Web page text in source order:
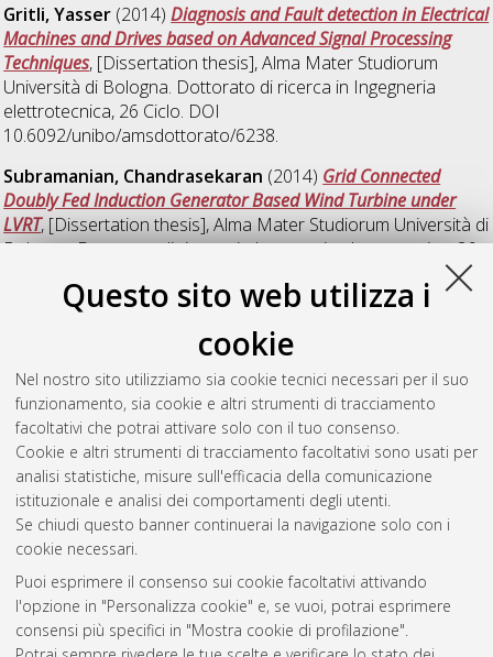
Questo sito web utilizza i
cookie
Nel nostro sito utilizziamo sia cookie tecnici necessari per il suo
funzionamento, sia cookie e altri strumenti di tracciamento
facoltativi che potrai attivare solo con il tuo consenso.
Cookie e altri strumenti di tracciamento facoltativi sono usati per
analisi statistiche, misure sull'efficacia della comunicazione
istituzionale e analisi dei comportamenti degli utenti.
Se chiudi questo banner continuerai la navigazione solo con i
cookie necessari.
Puoi esprimere il consenso sui cookie facoltativi attivando
l'opzione in "Personalizza cookie" e, se vuoi, potrai esprimere
consensi più specifici in "Mostra cookie di profilazione".
Gritli, Yasser (2014)Diagnosis and Fault detection in Electrical
Machines and Drives based on Advanced Signal Processing
Techniques, [Dissertation thesis], Alma Mater Studiorum
Università di Bologna. Dottorato di ricerca in Ingegneria
elettrotecnica, 26 Ciclo. DOI
10.6092/unibo/amsdottorato/6238.
Subramanian, Chandrasekaran (2014) Grid Connected
Doubly Fed Induction Generator Based Wind Turbine under
LVRT, [Dissertation thesis], Alma Mater Studiorum Università di
Bologna. Dottorato di ricerca inIngegneria elettrotecnica, 26
Verardi, Luca(2014) Aging of nuclear power plant cables: in
search of non-destructive diagnostic quantities
thesis], Alma Mater Studiorum Università di Bologna.
Dottorato di ricerca inIngegneria elettrotecnica, 26 Ciclo. DOI
10.6092/unibo/amsdottorato/6246.
Questa lista e' stata generata ilSat Aug 8 20:38:45 2026
Atom
Rss 1.0
Rss 2.0